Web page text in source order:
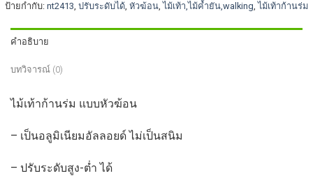
ป้ายกำกับ: nt2413, ปรับระดับได้, หัวฆ้อน,ไม้เท้า,ไม้ค้ำยัน,walking,ไม้เท้าก้านร่ม
คำอธิบาย
บทวิจารณ์ (0)
ไม้เท้าก้านร่ม แบบหัวฆ้อน
– เป็นอลูมิเนียมอัลลอยด์ ไม่เป็นสนิม
– ปรับระดับสูง-ต่ำ ได้